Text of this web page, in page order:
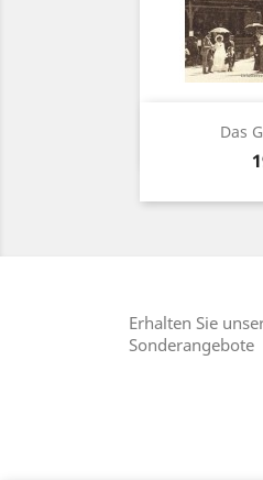
Das

Erhalten Sie
Sonderangebote